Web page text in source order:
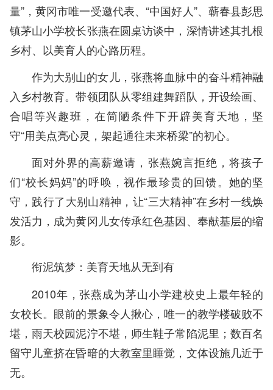
量”，黄冈市唯一受邀代表、“中国好人”、蕲春县彭思
镇茅山小学校长张燕在圆桌访谈中，深情讲述其扎根
乡村、以美育人的心路历程。
作为大别山的女儿，张燕将血脉中的奋斗精神融
入乡村教育。带领团队从零组建舞蹈队，开设绘画、
合唱等兴趣班，在简陋条件下开辟美育天地，坚
守“用美点亮心灵，架起通往未来桥梁”的初心。
面对外界的高薪邀请，张燕婉言拒绝，将孩子
们“校长妈妈”的呼唤，视作最珍贵的回馈。她的坚
守，践行了大别山精神，让“三大精神”在乡村一线焕
发活力，成为黄冈儿女传承红色基因、奉献基层的缩
影。
衔泥筑梦：美育天地从无到有
2010年，张燕成为茅山小学建校史上最年轻的
女校长。眼前的景象令人揪心，唯一的教学楼破败不
堪，雨天校园泥泞不堪，师生鞋子常陷泥里；数百名
留守儿童挤在昏暗的大教室里睡觉，文体设施几近于
无。